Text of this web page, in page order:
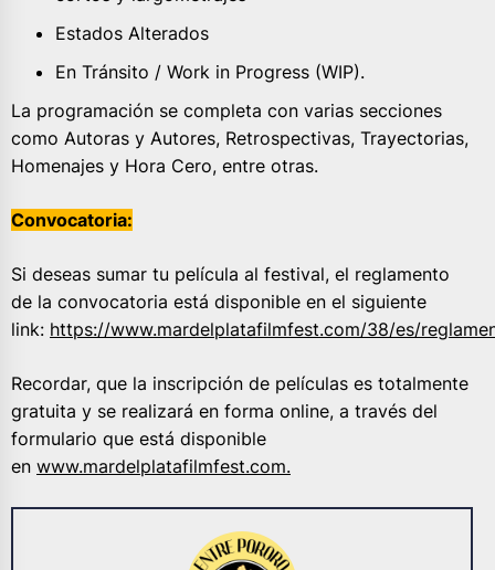
Estados Alterados
En Tránsito / Work in Progress (WIP).
La programación se completa con varias secciones
como Autoras y Autores, Retrospectivas, Trayectorias,
Homenajes y Hora Cero, entre otras.
Convocatoria:
Si deseas sumar tu película al festival, el reglamento
de la convocatoria está disponible en el siguiente
link: https://www.mardelplatafilmfest.com/38/es/
Recordar, que la inscripción de películas es totalmente
gratuita y se realizará en forma online, a través del
formulario que está disponible
en www.mardelplatafilmfest.com.